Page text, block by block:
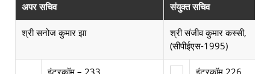
अपर सचिव संयुक्त सचिव
श्री सनोज कुमार झा
श्री संजीव कुमार कस्सी,
(सीपीईएस-1995)